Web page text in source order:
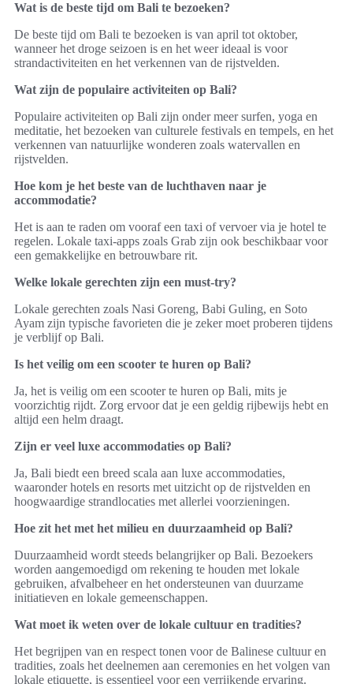
Wat is de beste tijd om Bali te bezoeken?
De beste tijd om Bali te bezoeken is van april tot oktober,
wanneer het droge seizoen is en het weer ideaal is voor
strandactiviteiten en het verkennen van de rijstvelden.
Wat zijn de populaire activiteiten op Bali?
Populaire activiteiten op Bali zijn onder meer surfen, yoga en
meditatie, het bezoeken van culturele festivals en tempels, en het
verkennen van natuurlijke wonderen zoals watervallen en
rijstvelden.
Hoe kom je het beste van de luchthaven naar je
accommodatie?
Het is aan te raden om vooraf een taxi of vervoer via je hotel te
regelen. Lokale taxi-apps zoals Grab zijn ook beschikbaar voor
een gemakkelijke en betrouwbare rit.
Welke lokale gerechten zijn een must-try?
Lokale gerechten zoals Nasi Goreng, Babi Guling, en Soto
Ayam zijn typische favorieten die je zeker moet proberen tijdens
je verblijf op Bali.
Is het veilig om een scooter te huren op Bali?
Ja, het is veilig om een scooter te huren op Bali, mits je
voorzichtig rijdt. Zorg ervoor dat je een geldig rijbewijs hebt en
altijd een helm draagt.
Zijn er veel luxe accommodaties op Bali?
Ja, Bali biedt een breed scala aan luxe accommodaties,
waaronder hotels en resorts met uitzicht op de rijstvelden en
hoogwaardige strandlocaties met allerlei voorzieningen.
Hoe zit het met het milieu en duurzaamheid op Bali?
Duurzaamheid wordt steeds belangrijker op Bali. Bezoekers
worden aangemoedigd om rekening te houden met lokale
gebruiken, afvalbeheer en het ondersteunen van duurzame
initiatieven en lokale gemeenschappen.
Wat moet ik weten over de lokale cultuur en tradities?
Het begrijpen van en respect tonen voor de Balinese cultuur en
tradities, zoals het deelnemen aan ceremonies en het volgen van
lokale etiquette, is essentieel voor een verrijkende ervaring.